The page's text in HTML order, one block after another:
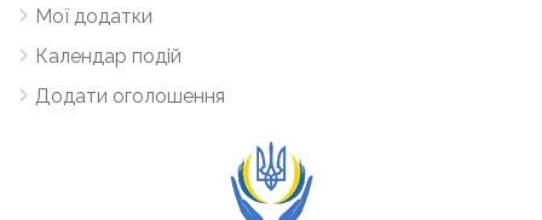
Мої додатки
Календар подій
Додати оголошення